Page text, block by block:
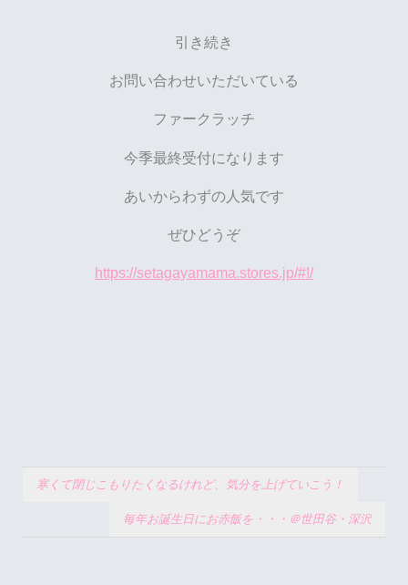
引き続き
お問い合わせいただいている
ファークラッチ
今季最終受付になります
あいからわずの人気です
ぜひどうぞ
https://setagayamama.stores.jp/#!/
寒くて閉じこもりたくなるけれど、気分を上げていこう！
毎年お誕生日にお赤飯を・・・＠世田谷・深沢